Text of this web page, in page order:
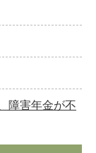
障害年金が不